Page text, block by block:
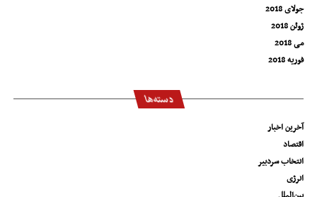
جولای 2018
ژوئن 2018
می 2018
فوریه 2018
دسته‌ها
آخرین اخبار
اقتصاد
انتخاب سردبیر
انرژی